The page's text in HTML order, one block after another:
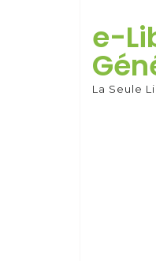
content
e-
La Seule